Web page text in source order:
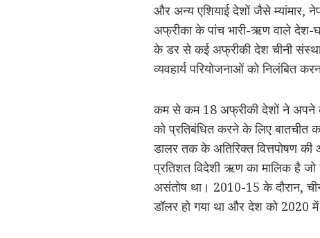
और अन्य एशियाई देशों जैसे म्यांमार,
अफ्रीका के पांच भारी-ऋण वाले देश-
के डर से कई अफ्रीकी देश चीनी
व्यवहार्य परियोजनाओं को निलंबित
कम से कम 18 अफ्रीकी देशों ने अपने
को प्रतिबंधित करने के लिए
डालर तक के अतिरिक्त वित्तपोषण की
प्रतिशत विदेशी ऋण का मालिक है
असंतोष था। 2010-15 के दौरान,
डॉलर हो गया था और देश को 2020